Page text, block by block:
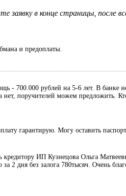
заявку в конце страницы, после
и предоплаты.
- 700.000 рублей на 5-6 лет. В банке
нет, поручителей можем предложить.
гарантирую. Могу оставить паспорт
кредитору ИП Кузнецова Ольга
2 дня без залога 780тысяч. Очень